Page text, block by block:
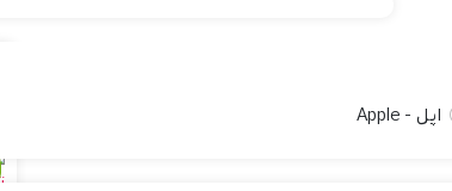
اپل - Apple